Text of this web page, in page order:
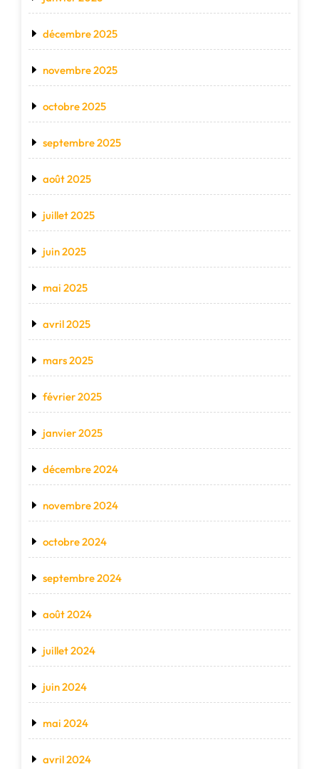
décembre 2025
novembre 2025
octobre 2025
septembre 2025
août 2025
juillet 2025
juin 2025
mai 2025
avril 2025
mars 2025
février 2025
janvier 2025
décembre 2024
novembre 2024
octobre 2024
septembre 2024
août 2024
juillet 2024
juin 2024
mai 2024
avril 2024